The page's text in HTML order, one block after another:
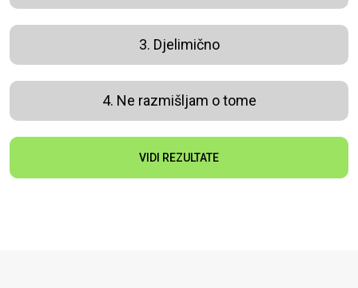
3. Djelimično
4. Ne razmišljam o tome
VIDI REZULTATE